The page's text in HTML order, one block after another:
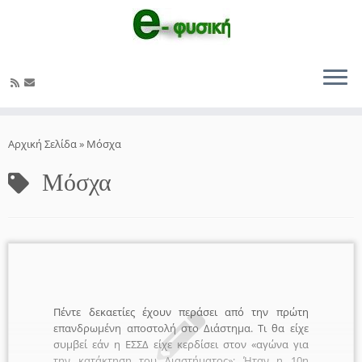
στο
Αρχική Σελίδα» Μόσχα
Μόσχα
Πέντε δεκαετίες έχουν περάσει από την πρώτη
επανδρωμένη αποστολή στο Διάστημα. Τι θα είχε
συμβεί εάν η ΕΣΣΔ είχε κερδίσει στον «αγώνα για